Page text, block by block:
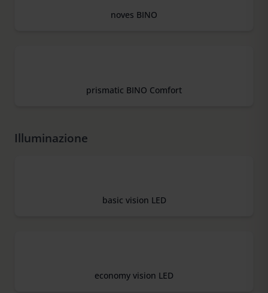
noves BINO
prismatic BINO Comfort
Illuminazione
basic vision LED
economy vision LED